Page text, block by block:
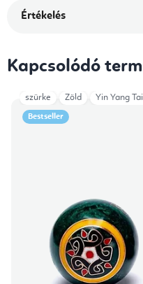
Értékelés
Kapcsolódó
Bestseller
szürke Zöld Yin Yang